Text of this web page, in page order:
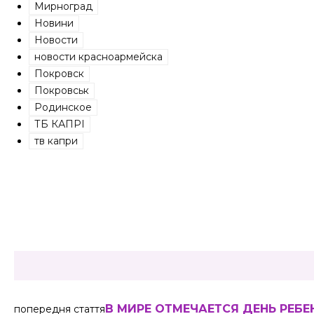
Мирноград
Новини
Новости
новости красноармейска
Покровск
Покровськ
Родинское
ТБ КАПРІ
тв капри
попередня статтяВ МИРЕ ОТМЕЧАЕТСЯ ДЕНЬ